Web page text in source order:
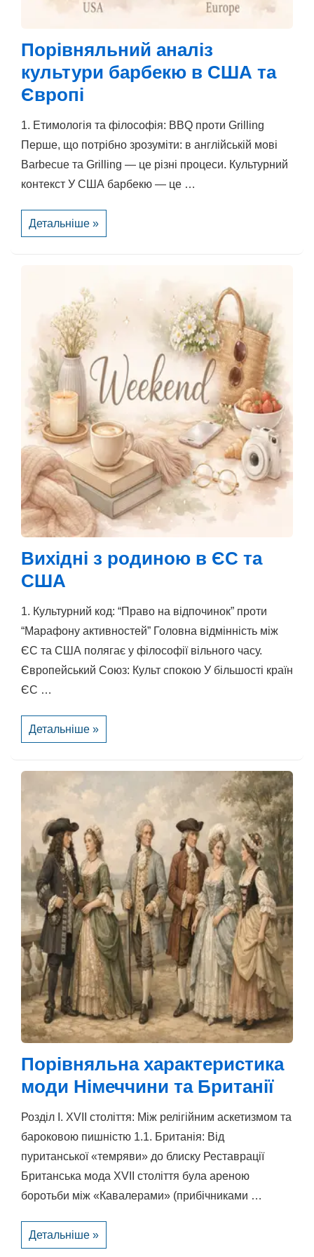
Порівняльний аналіз
культури барбекю в США та
Європі
1. Етимологія та філософія: BBQ проти Grilling
Перше, що потрібно зрозуміти: в англійській мові
Barbecue та Grilling — це різні процеси. Культурний
контекст У США барбекю — це …
Порівняльний
аналіз
культури
Детальніше »
Вихідні з родиною в ЄС та
США
1. Культурний код: “Право на відпочинок” проти
“Марафону активностей” Головна відмінність між
ЄС та США полягає у філософії вільного часу.
Європейський Союз: Культ спокою У більшості країн
ЄС …
Вихідні
з
родиною
ЄС
Детальніше »
Порівняльна характеристика
моди Німеччини та Британії
Розділ I. XVII століття: Між релігійним аскетизмом та
бароковою пишністю 1.1. Британія: Від
пуританської «темряви» до блиску Реставрації
Британська мода XVII століття була ареною
боротьби між «Кавалерами» (прибічниками …
Порівняльна
характеристика
моди
Детальніше »